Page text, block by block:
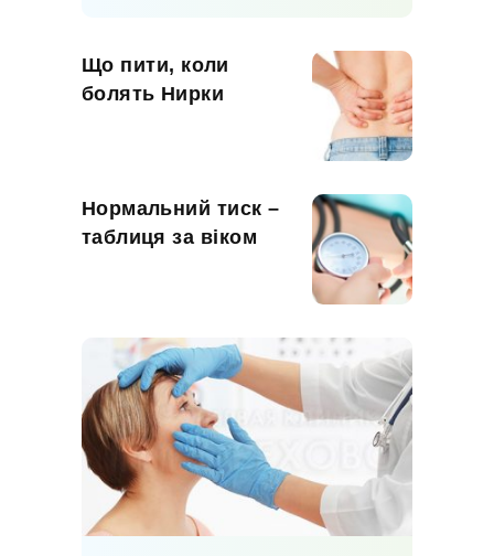
Що пити, коли
болять Нирки
Нормальний тиск –
таблиця за віком